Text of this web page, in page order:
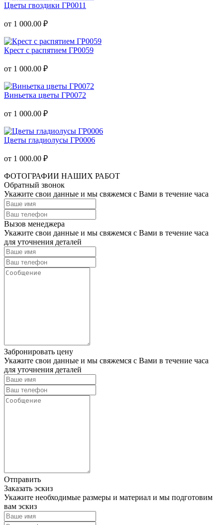
Цветы гвоздики ГР0011
от 1 000.00 ₽
Крест с распятием ГР0059
от 1 000.00 ₽
Виньетка цветы ГР0072
от 1 000.00 ₽
Цветы гладиолусы ГР0006
от 1 000.00 ₽
ФОТОГРАФИИ НАШИХ РАБОТ
Обратный звонок
Укажите свои данные и мы свяжемся с Вами в течение часа
Вызов менеджера
Укажите свои данные и мы свяжемся с Вами в течение часа
для уточнения деталей
Забронировать цену
Укажите свои данные и мы свяжемся с Вами в течение часа
для уточнения деталей
Отправить
Заказать эскиз
Укажите необходимые размеры и материал и мы подготовим
вам эскиз